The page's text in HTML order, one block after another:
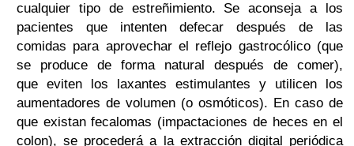
cualquier tipo de estreñimiento. Se aconseja a los
pacientes que intenten defecar después de las
comidas para aprovechar el reflejo gastrocólico (que
se produce de forma natural después de comer),
que eviten los laxantes estimulantes y utilicen los
aumentadores de volumen (o osmóticos). En caso de
que existan fecalomas (impactaciones de heces en el
colon), se procederá a la extracción digital periódica